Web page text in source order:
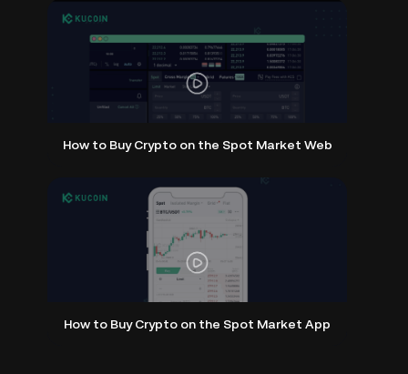
How to Buy Crypto on the Spot Market Web
How to Buy Crypto on the Spot Market App